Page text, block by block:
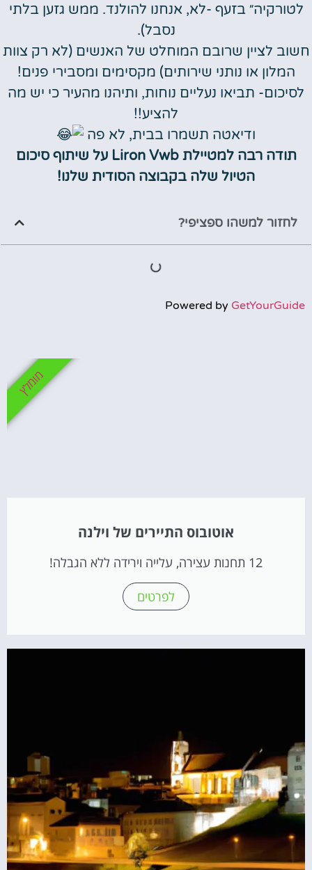
לטורקיה״ בזעף -לא, אנחנו להולנד. ממש גזען בלתי
נסבל).
חשוב לציין שרובם המוחלט של האנשים (לא רק צוות
המלון או נותני שירותים) מקסימים ומסבירי פנים!
לסיכום- תביאו נעליים נוחות, ותיהנו מהעיר כי יש מה
להציע!!
ודיאטה תשמרו בבית, לא פה
תודה רבה למטיילת Liron Vwb על שיתוף סיכום
הטיול שלה בקבוצה הסודית שלנו!
לחזור למשהו ספציפי?
Powered by GetYourGuide
אוטובוס התיירים של וילנה
12 תחנות עצירה, עלייה וירידה ללא הגבלה!
לפרטים
מומלץ